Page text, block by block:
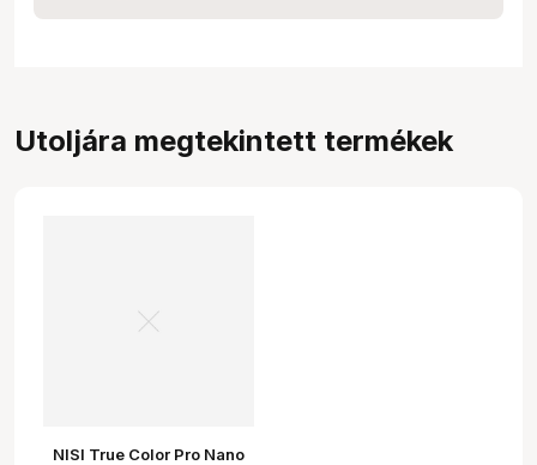
Utoljára megtekintett termékek
NISI True Color Pro Nano